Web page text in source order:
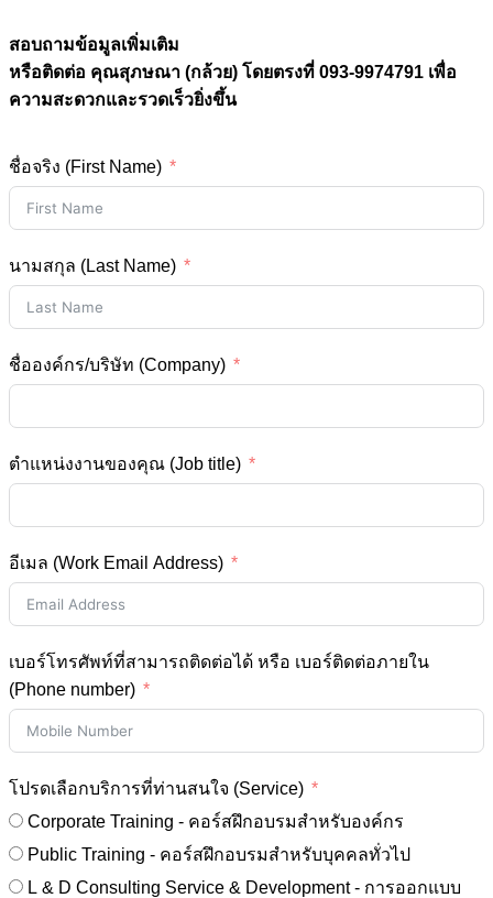
สอบถามข้อมูลเพิ่มเติม
หรือติดต่อ คุณสุภษณา (กล้วย) โดยตรงที่ 093-9974791 เพื่อ
ความสะดวกและรวดเร็วยิ่งขึ้น
ชื่อจริง (First Name)
นามสกุล (Last Name)
ชื่อองค์กร/บริษัท (Company)
ตำแหน่งงานของคุณ (Job title)
อีเมล (Work Email Address)
เบอร์โทรศัพท์ที่สามารถติดต่อได้ หรือ เบอร์ติดต่อภายใน
(Phone number)
โปรดเลือกบริการที่ท่านสนใจ (Service)
Corporate Training - คอร์สฝึกอบรมสำหรับองค์กร
Public Training - คอร์สฝึกอบรมสำหรับบุคคลทั่วไป
L & D Consulting Service & Development - การออกแบบ